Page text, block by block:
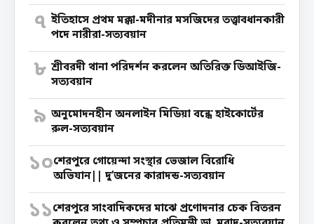
৭ ইতিহাসে প্রথম মক্কা-মদীনার মসজিদের তত্ত্বাবধানকারী
পদে নারীরা-সত্যবয়ান
৮ শ্রীবরদী থানা পরিদর্শন করলেন অতিরিক্ত ডিআইজি-
সত্যবয়ান
৯ অনুমোদনহীন অনলাইন মিডিয়া বন্ধে হাইকোর্টের
রুল-সত্যবয়ান
১০শেরপুরে গোয়েন্দা সংস্থার ভেজাল বিরোধি
অভিযান|| দু’জনের কারাদন্ড-সত্যবয়ান
১১শেরপুরে সাংবাদিকদের মাঝে প্রণোদনার চেক বিতরন